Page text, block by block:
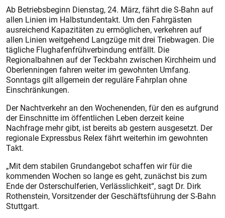
Ab Betriebsbeginn Dienstag, 24. März, fährt die S-Bahn auf
allen Linien im Halbstundentakt. Um den Fahrgästen
ausreichend Kapazitäten zu ermöglichen, verkehren auf
allen Linien weitgehend Langzüge mit drei Triebwagen. Die
tägliche Flughafenfrühverbindung entfällt. Die
Regionalbahnen auf der Teckbahn zwischen Kirchheim und
Oberlenningen fahren weiter im gewohnten Umfang.
Sonntags gilt allgemein der reguläre Fahrplan ohne
Einschränkungen.
Der Nachtverkehr an den Wochenenden, für den es aufgrund
der Einschnitte im öffentlichen Leben derzeit keine
Nachfrage mehr gibt, ist bereits ab gestern ausgesetzt. Der
regionale Expressbus Relex fährt weiterhin im gewohnten
Takt.
„Mit dem stabilen Grundangebot schaffen wir für die
kommenden Wochen so lange es geht, zunächst bis zum
Ende der Osterschulferien, Verlässlichkeit“, sagt Dr. Dirk
Rothenstein, Vorsitzender der Geschäftsführung der S-Bahn
Stuttgart.